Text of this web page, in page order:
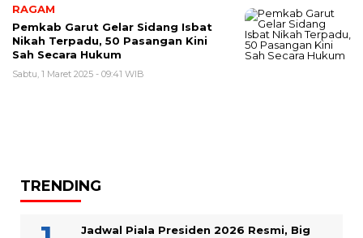
RAGAM
Pemkab Garut Gelar Sidang Isbat
Nikah Terpadu, 50 Pasangan Kini
Sah Secara Hukum
Sabtu, 1 Maret 2025 - 09:41 WIB
TRENDING
Jadwal Piala Presiden 2026 Resmi, Big